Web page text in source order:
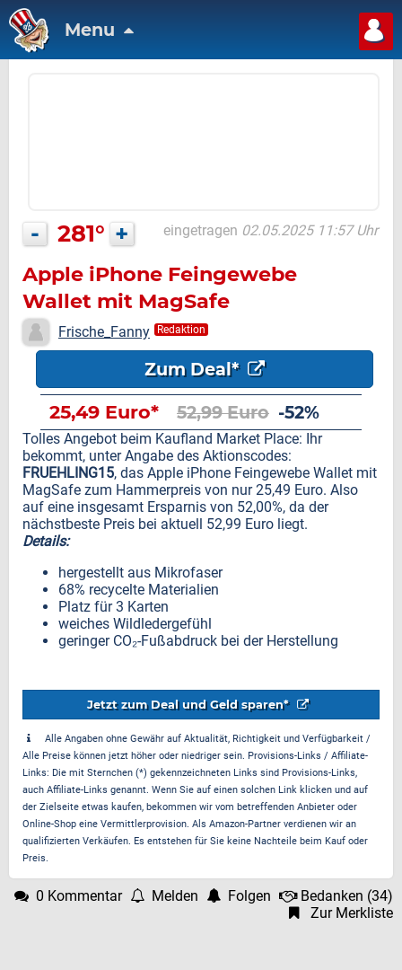
Menu
- 281° + eingetragen 02.05.2025 11:57 Uhr
Apple iPhone Feingewebe
Wallet mit MagSafe
Frische_Fanny Redaktion
Zum Deal*
25,49 Euro* 52,99 Euro -52%
Tolles Angebot beim Kaufland Market Place: Ihr
bekommt, unter Angabe des Aktionscodes:
FRUEHLING15, das Apple iPhone Feingewebe Wallet mit
MagSafe zum Hammerpreis von nur 25,49 Euro. Also
auf eine insgesamt Ersparnis von 52,00%, da der
nächstbeste Preis bei aktuell 52,99 Euro liegt.
Details:
hergestellt aus Mikrofaser
68% recycelte Materialien
Platz für 3 Karten
weiches Wildledergefühl
geringer CO₂-Fußabdruck bei der Herstellung
Jetzt zum Deal und Geld sparen*
Alle Angaben ohne Gewähr auf Aktualität, Richtigkeit und Verfügbarkeit /
Alle Preise können jetzt höher oder niedriger sein. Provisions-Links / Affiliate-
Links: Die mit Sternchen (*) gekennzeichneten Links sind Provisions-Links,
auch Affiliate-Links genannt. Wenn Sie auf einen solchen Link klicken und auf
der Zielseite etwas kaufen, bekommen wir vom betreffenden Anbieter oder
Online-Shop eine Vermittlerprovision. Als Amazon-Partner verdienen wir an
qualifizierten Verkäufen. Es entstehen für Sie keine Nachteile beim Kauf oder
Preis.
0 Kommentar Melden Folgen Bedanken (34)
Zur Merkliste